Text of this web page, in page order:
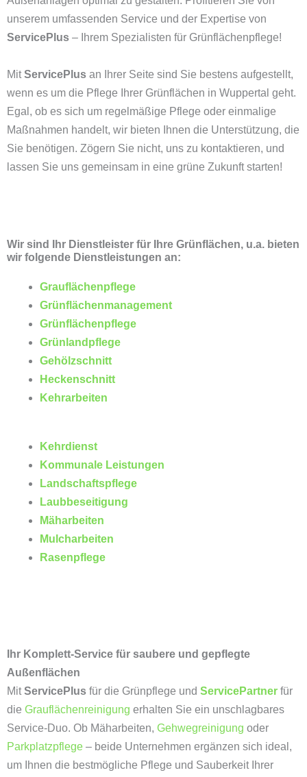
unserem umfassenden Service und der Expertise von
ServicePlus – Ihrem Spezialisten für Grünflächenpflege!
MitServicePlus an Ihrer Seite sind Sie bestens aufgestellt,
wenn es um die Pflege Ihrer Grünflächen in Wuppertal geht.
Egal, ob es sich um regelmäßige Pflege oder einmalige
Maßnahmen handelt, wir bieten Ihnen die Unterstützung, die
Sie benötigen. Zögern Sie nicht, uns zu kontaktieren, und
lassen Sie uns gemeinsam in eine grüne Zukunft starten!
Wir sind Ihr Dienstleister für Ihre Grünflächen, u.a. bieten
wir folgende Dienstleistungen an:
Grauflächenpflege
Grünflächenmanagement
Grünflächenpflege
Grünlandpflege
Gehölzschnitt
Heckenschnitt
Kehrarbeiten
Kehrdienst
Kommunale Leistungen
Landschaftspflege
Laubbeseitigung
Mäharbeiten
Mulcharbeiten
Rasenpflege
Ihr Komplett-Service für saubere und gepflegte
Außenflächen
MitServicePlus für die Grünpflege und ServicePartner für
die Grauflächenreinigung erhalten Sie ein unschlagbares
Service-Duo. Ob Mäharbeiten, Gehwegreinigung oder
Parkplatzpflege – beide Unternehmen ergänzen sich ideal,
um Ihnen die bestmögliche Pflege und Sauberkeit Ihrer